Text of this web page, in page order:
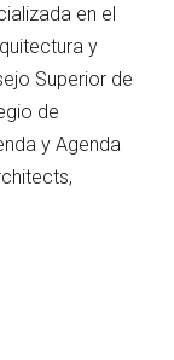
en el
y
Superior de
de
y Agenda